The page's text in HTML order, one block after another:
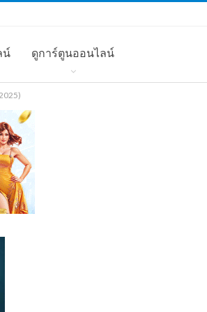
น์ ดูการ์ตูนออนไลน์